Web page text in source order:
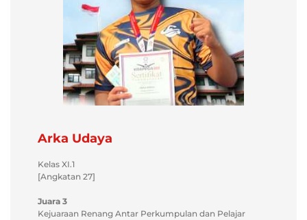
Arka Udaya
Kelas XI.1
[Angkatan 27]
Juara 3
Kejuaraan Renang Antar Perkumpulan dan Pelajar